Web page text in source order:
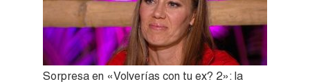
Sorpresa en «Volverías con tu ex? 2»: la